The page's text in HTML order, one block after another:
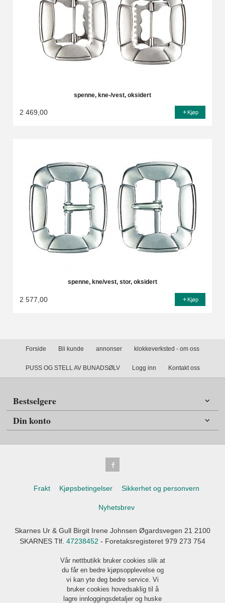
spenne, kne-/vest, oksidert
2 469,00 Kjøp
spenne, kne/vest, stor, oksidert
2 577,00 Kjøp
Forside Bli kunde annonser klokkeverksted - om oss
PUSS OG STELL AV BUNADSØLV Logg inn Kontakt oss
Bestselgere
Din konto
Frakt Kjøpsbetingelser Sikkerhet og personvern
Nyhetsbrev
Skarnes Ur & Gull Birgit Irene Johnsen Øgardsvegen 21 2100
SKARNES Tlf. 47238452 - Foretaksregisteret 979 273 754
Vår nettbutikk bruker cookies slik at
du får en bedre kjøpsopplevelse og
vi kan yte deg bedre service. Vi
bruker cookies hovedsaklig til å
lagre innloggingsdetaljer og huske